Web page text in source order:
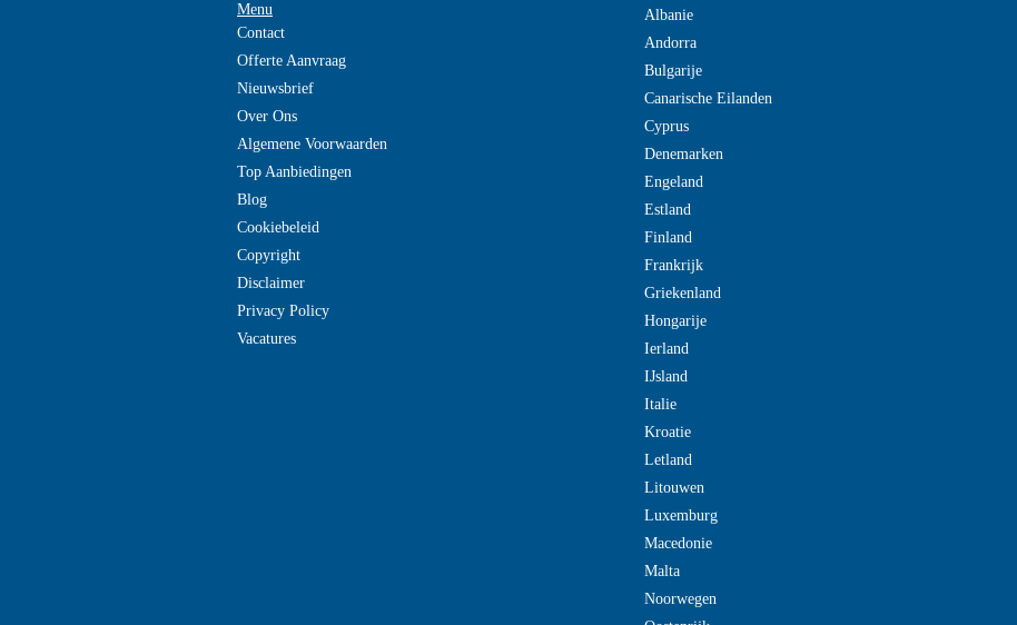
Menu
Contact
Offerte Aanvraag
Nieuwsbrief
Over Ons
Algemene Voorwaarden
Top Aanbiedingen
Blog
Cookiebeleid
Copyright
Disclaimer
Privacy Policy
Vacatures
Albanie
Andorra
Bulgarije
Canarische Eilanden
Cyprus
Denemarken
Engeland
Estland
Finland
Frankrijk
Griekenland
Hongarije
Ierland
IJsland
Italie
Kroatie
Letland
Litouwen
Luxemburg
Macedonie
Malta
Noorwegen